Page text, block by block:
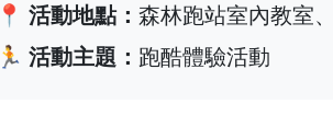
📍 活動地點： 森林跑站室內教室
🏃 活動主題： 跑酷體驗活動